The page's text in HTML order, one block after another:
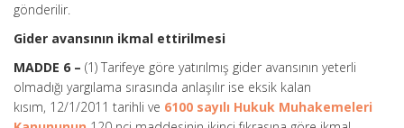
gönderilir.
Gider avansının ikmal ettirilmesi
MADDE 6 – (1) Tarifeye göre yatırılmış gider avansının yeterli
olmadığı yargılama sırasında anlaşılır ise eksik kalan
kısım, 12/1/2011 tarihli ve 6100 sayılı Hukuk Muhakemeleri